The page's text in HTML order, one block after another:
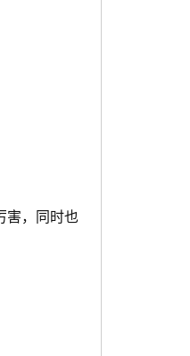
害，同时也